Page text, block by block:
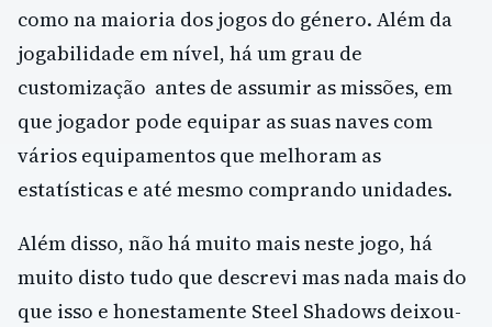
como na maioria dos jogos do género. Além da
jogabilidade em nível, há um grau de
customização antes de assumir as missões, em
que jogador pode equipar as suas naves com
vários equipamentos que melhoram as
estatísticas e até mesmo comprando unidades.
Além disso, não há muito mais neste jogo, há
muito disto tudo que descrevi mas nada mais do
que isso e honestamente Steel Shadows deixou-